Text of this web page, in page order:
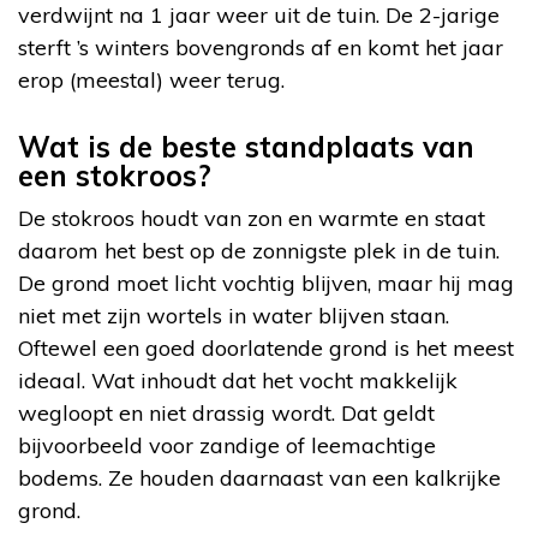
verdwijnt na 1 jaar weer uit de tuin. De 2-jarige
sterft ’s winters bovengronds af en komt het jaar
erop (meestal) weer terug.
Wat is de beste standplaats van
een stokroos?
De stokroos houdt van zon en warmte en staat
daarom het best op de zonnigste plek in de tuin.
De grond moet licht vochtig blijven, maar hij mag
niet met zijn wortels in water blijven staan.
Oftewel een goed doorlatende grond is het meest
ideaal. Wat inhoudt dat het vocht makkelijk
wegloopt en niet drassig wordt. Dat geldt
bijvoorbeeld voor zandige of leemachtige
bodems. Ze houden daarnaast van een kalkrijke
grond.